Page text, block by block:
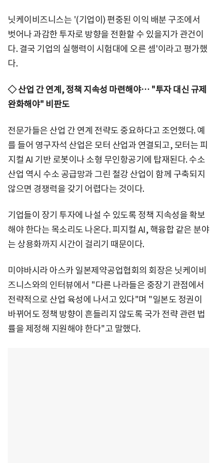
닛케이비즈니스는 '(기업이) 편중된 이익 배분 구조에서
벗어나 과감한 투자로 방향을 전환할 수 있을지가 관건이
다. 결국 기업의 실행력이 시험대에 오른 셈'이라고 평가했
다.
◇ 산업 간 연계, 정책 지속성 마련해야… "투자 대신 규제
완화해야" 비판도
전문가들은 산업 간 연계 전략도 중요하다고 조언했다. 예
를 들어 영구자석 산업은 모터 산업과 연결되고, 모터는 피
지컬 AI 기반 로봇이나 소형 무인항공기에 탑재된다. 수소
산업 역시 수소 공급망과 그린 철강 산업이 함께 구축되지
않으면 경쟁력을 갖기 어렵다는 것이다.
기업들이 장기 투자에 나설 수 있도록 정책 지속성을 확보
해야 한다는 목소리도 나온다. 피지컬 AI, 핵융합 같은 분야
는 상용화까지 시간이 걸리기 때문이다.
미야바시라 아스카 일본제약공업협회의 회장은 닛케이비
즈니스와의 인터뷰에서 "다른 나라들은 중장기 관점에서
전략적으로 산업 육성에 나서고 있다"며 "일본도 정권이
바뀌어도 정책 방향이 흔들리지 않도록 국가 전략 관련 법
률을 제정해 지원해야 한다"고 말했다.